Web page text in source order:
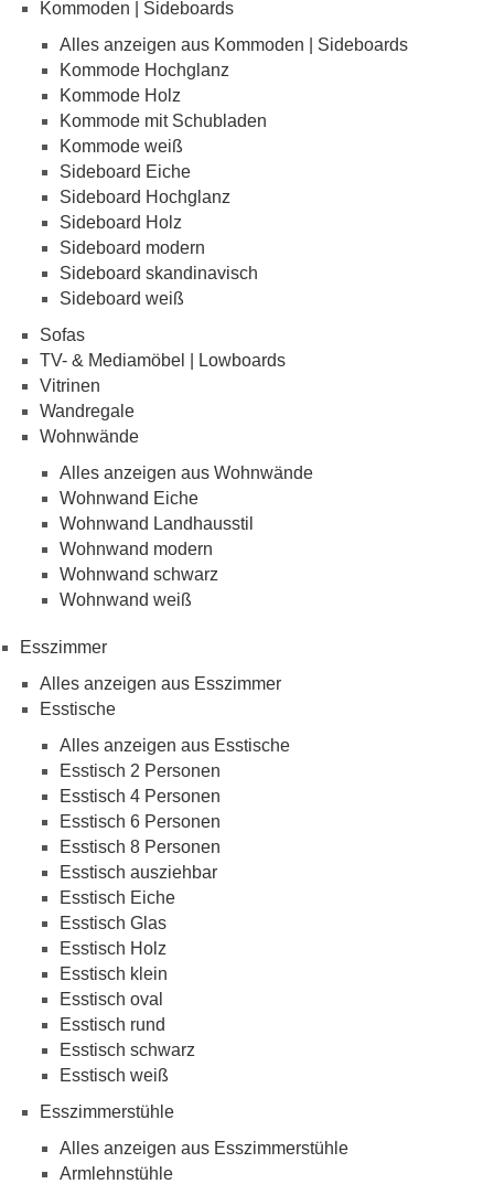
Kommoden | Sideboards
Alles anzeigen aus Kommoden | Sideboards
Kommode Hochglanz
Kommode Holz
Kommode mit Schubladen
Kommode weiß
Sideboard Eiche
Sideboard Hochglanz
Sideboard Holz
Sideboard modern
Sideboard skandinavisch
Sideboard weiß
Sofas
TV- & Mediamöbel | Lowboards
Vitrinen
Wandregale
Wohnwände
Alles anzeigen aus Wohnwände
Wohnwand Eiche
Wohnwand Landhausstil
Wohnwand modern
Wohnwand schwarz
Wohnwand weiß
Esszimmer
Alles anzeigen aus Esszimmer
Esstische
Alles anzeigen aus Esstische
Esstisch 2 Personen
Esstisch 4 Personen
Esstisch 6 Personen
Esstisch 8 Personen
Esstisch ausziehbar
Esstisch Eiche
Esstisch Glas
Esstisch Holz
Esstisch klein
Esstisch oval
Esstisch rund
Esstisch schwarz
Esstisch weiß
Esszimmerstühle
Alles anzeigen aus Esszimmerstühle
Armlehnstühle